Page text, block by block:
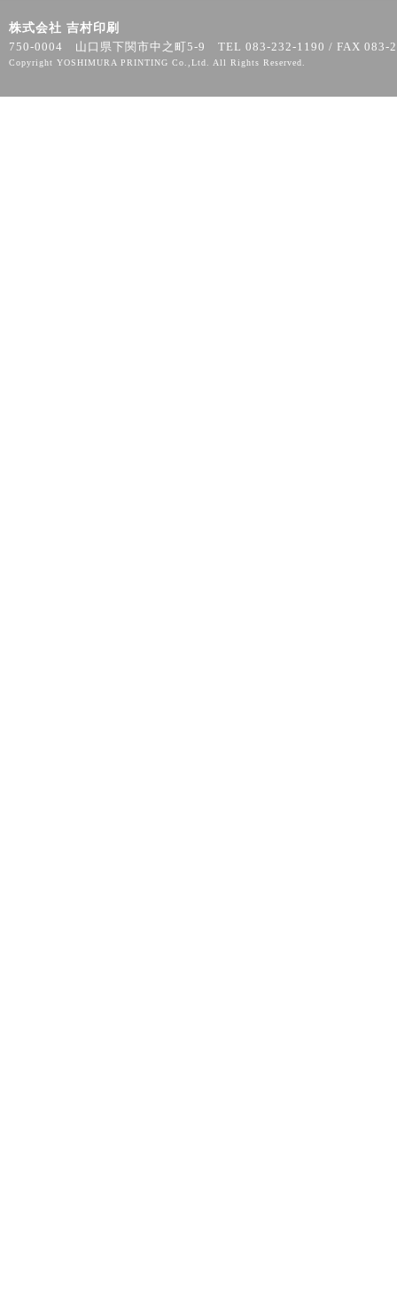
株式会社 吉村印刷
750-0004 山口県下関市中之町5-9 TEL 083-232-1190 / FAX 083-
Copyright YOSHIMURA PRINTING Co.,Ltd. All Rights Reserved.